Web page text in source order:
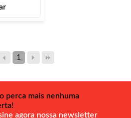
1
perca mais nenhuma
agora nossa newsletter